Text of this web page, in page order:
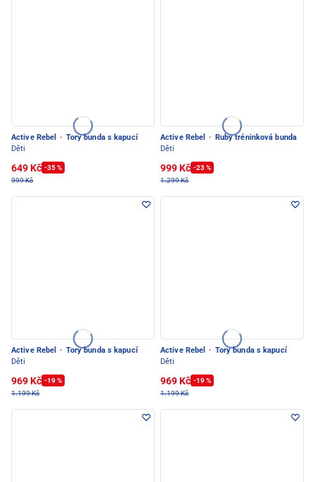
Active Rebel · Tory bunda s kapucí
Děti
649 Kč -35 %
999 Kč
Active Rebel ·
Ruby tréninková bunda
Děti
999 Kč -23 %
1.299 Kč
Active Rebel · Tory bunda s kapucí
Děti
969 Kč -19 %
1.199 Kč
Active Rebel · Tory bunda s kapucí
Děti
969 Kč -19 %
1.199 Kč